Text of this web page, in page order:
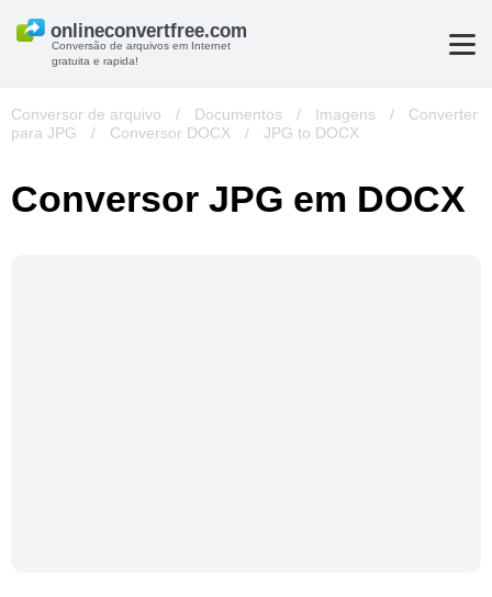
Conversão de arquivos em Internet
gratuita e rapida!
Conversor de arquivo / Documentos / Imagens /
Converter
para JPG
/ Conversor DOCX / JPG to DOCX
Conversor JPG em DOCX